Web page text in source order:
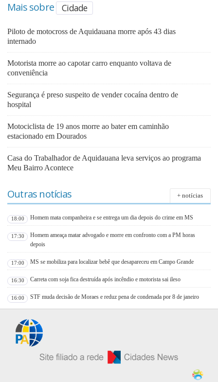
Mais sobre Cidade
Piloto de motocross de Aquidauana morre após 43 dias
internado
Motorista morre ao capotar carro enquanto voltava de
conveniência
Segurança é preso suspeito de vender cocaína dentro de
hospital
Motociclista de 19 anos morre ao bater em caminhão
estacionado em Dourados
Casa do Trabalhador de Aquidauana leva serviços ao programa
Meu Bairro Acontece
Outras notícias + notícias
18:00 Homem mata companheira e se entrega um dia depois do crime em MS
17:30
Homem ameaça matar advogado e morre em confronto com a PM horas
depois
17:00 MS se mobiliza para localizar bebê que desapareceu em Campo Grande
16:30 Carreta com soja fica destruída após incêndio e motorista sai ileso
16:00 STF muda decisão de Moraes e reduz pena de condenada por 8 de janeiro